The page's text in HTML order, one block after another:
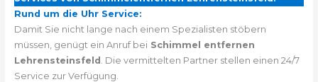
Rund um die Uhr Service:
Damit Sie nicht lange nach einem Spezialisten stöbern
müssen, genügt ein Anruf bei Schimmel entfernen
Lehrensteinsfeld . Die vermittelten Partner stellen einen 24/7
Service zur Verfügung.